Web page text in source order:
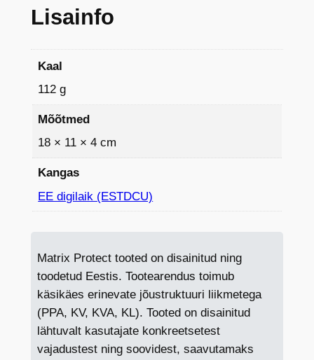
1
7
k
Lisainfo
Kaal
112 g
Mõõtmed
18 × 11 × 4 cm
Kangas
EE digilaik (ESTDCU)
Matrix Protect tooted on disainitud ning
toodetud Eestis. Tootearendus toimub
käsikäes erinevate jõustruktuuri liikmetega
(PPA, KV, KVA, KL). Tooted on disainitud
lähtuvalt kasutajate konkreetsetest
vajadustest ning soovidest, saavutamaks